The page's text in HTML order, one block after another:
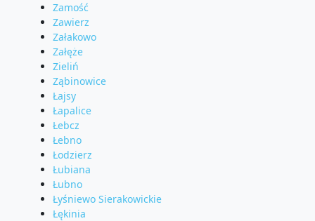
Zamość
Zawierz
Załakowo
Załęże
Zieliń
Ząbinowice
Łajsy
Łapalice
Łebcz
Łebno
Łodzierz
Łubiana
Łubno
Łyśniewo Sierakowickie
Łękinia